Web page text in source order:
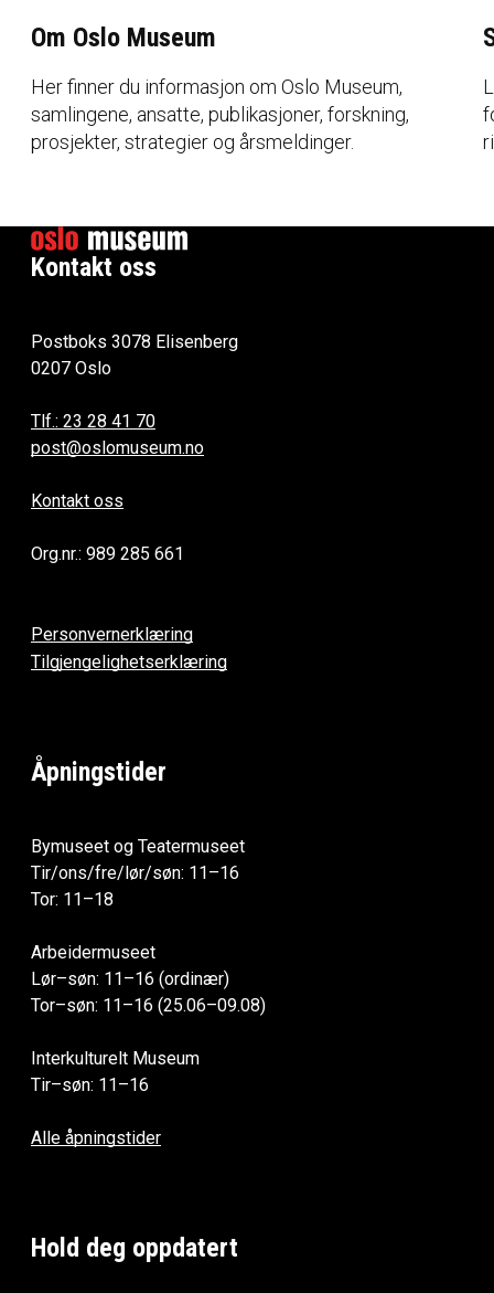
Om Oslo Museum
Her finner du informasjon om Oslo Museum,
samlingene, ansatte, publikasjoner, forskning,
prosjekter, strategier og årsmeldinger.
Kontakt oss
Postboks 3078 Elisenberg
0207 Oslo
Tlf.: 23 28 41 70
post@oslomuseum.no
Kontakt oss
Org.nr.: 989 285 661
Personvernerklæring
Tilgjengelighetserklæring
Åpningstider
Bymuseet og Teatermuseet
Tir/ons/fre/lør/søn: 11–16
Tor: 11–18
Arbeidermuseet
Lør–søn: 11–16 (ordinær)
Tor–søn: 11–16 (25.06–09.08)
Interkulturelt Museum
Tir–søn: 11–16
Alle åpningstider
Hold deg oppdatert